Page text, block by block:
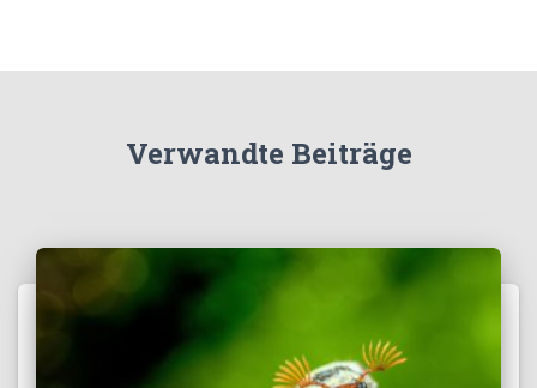
Verwandte Beiträge